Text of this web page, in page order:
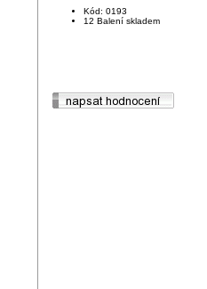
Kód: 0193
12 Balení skladem